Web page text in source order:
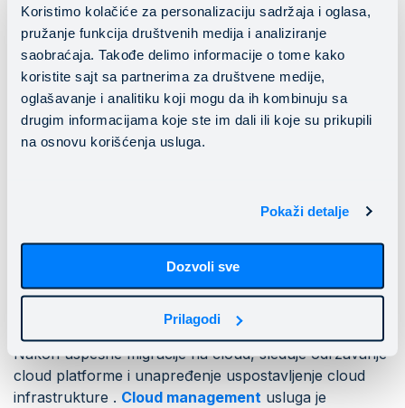
Koristimo kolačiće za personalizaciju sadržaja i oglasa,
pružanje funkcija društvenih medija i analiziranje
saobraćaja. Takođe delimo informacije o tome kako
koristite sajt sa partnerima za društvene medije,
oglašavanje i analitiku koji mogu da ih kombinuju sa
drugim informacijama koje ste im dali ili koje su prikupili
na osnovu korišćenja usluga.
Pokaži detalje
Dozvoli sve
Prilagodi
poslovnih podataka i aplikacija koje se mogu izmestiti u
cloud definiše se i odgovarajuće cloud rešenje.
Nezavisno da li je u pitanjuMainstream Enterprise
Cloudplatforma ili neka odpublic cloud platformi
Amazon Web Services, Microsoft AzureiliGoogle
Cloud) značajno je da se stavi akcenat na bezbednost i
efikasnost celog projekta.
cloud implementacijestavljaju
osiguranje kontinuiteta poslovanja.
Cloud management
Nakon uspešne migracije na cloud, sleduje održavanje
cloud platforme i unapređenje uspostavljenje cloud
infrastrukture . Cloud management usluga je